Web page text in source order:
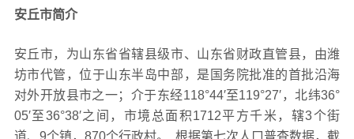
安丘市简介
安丘市，为山东省省辖县级市、山东省财政直管县，由潍
坊市代管，位于山东半岛中部，是国务院批准的首批沿海
对外开放县市之一；介于东经118°44′至119°27′，北纬36°
05′至36°38′之间，市境总面积1712平方千米，辖3个街
道、9个镇，870个行政村。 根据第七次人口普查数据，截